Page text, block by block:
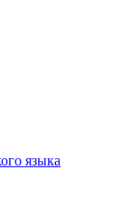
языка